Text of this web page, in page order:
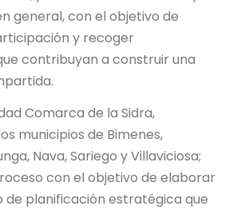
general, con el objetivo de
y recoger
contribuyan a construir una
Comarca de la Sidra,
municipios de Bimenes,
Nava, Sariego y Villaviciosa;
con el objetivo de elaborar
de planificación estratégica que